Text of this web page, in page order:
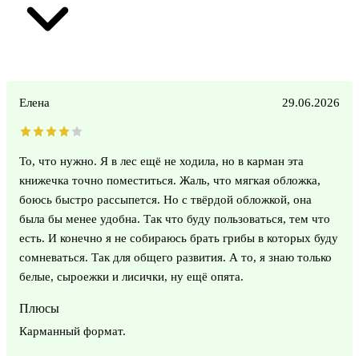
Елена 29.06.2026
То, что нужно. Я в лес ещё не ходила, но в карман эта
книжечка точно поместиться. Жаль, что мягкая обложка,
боюсь быстро рассыпется. Но с твёрдой обложкой, она
была бы менее удобна. Так что буду пользоваться, тем что
есть. И конечно я не собираюсь брать грибы в которых буду
сомневаться. Так для общего развития. А то, я знаю только
белые, сыроежки и лисички, ну ещё опята.
Плюсы
Карманный формат.